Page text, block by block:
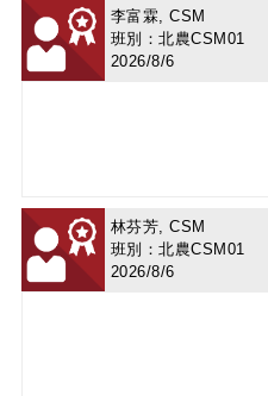
李富霖, CSM
班別：北農CSM01
2026/8/6
林芬芳, CSM
班別：北農CSM01
2026/8/6